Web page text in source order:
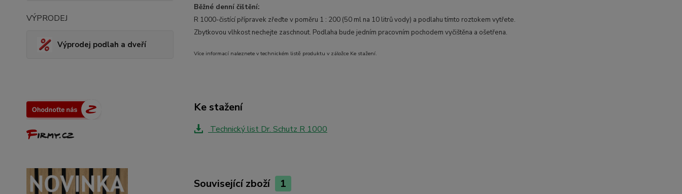
VÝPRODEJ
Výprodej podlah a dveří
Běžné denní čištění:
R 1000-čistící přípravek zřeďte v poměru 1 : 200 (50 ml na 10 litrů vody) a podlahu tímto roztokem vytřete.
Zbytkovou vlhkost nechejte zaschnout. Podlaha bude jedním pracovním pochodem vyčištěna a ošetřena.
Více informací naleznete v technickém listě produktu v záložce Ke stažení.
Ke stažení
Technický list Dr. Schutz R 1000
Související zboží 1